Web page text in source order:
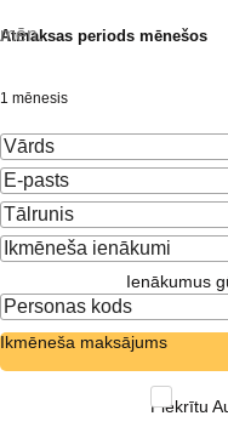
Atmaksas periods mēnešos
mēn.
1 mēnesis
Ienākumus
Ikmēneša maksājums
Piekrītu